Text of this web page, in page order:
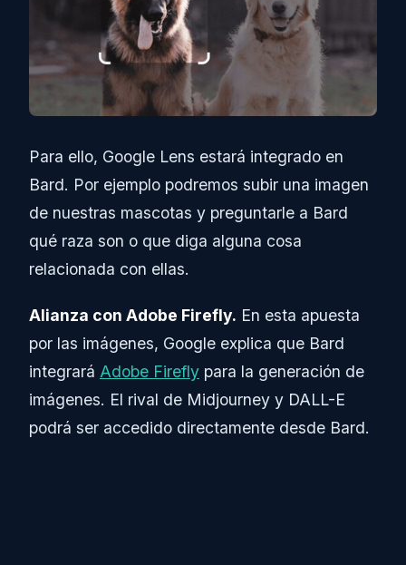
Para ello, Google Lens estará integrado en
Bard. Por ejemplo podremos subir una imagen
de nuestras mascotas y preguntarle a Bard
qué raza son o que diga alguna cosa
relacionada con ellas.
Alianza con Adobe Firefly. En esta apuesta
por las imágenes, Google explica que Bard
integrará Adobe Firefly para la generación de
imágenes. El rival de Midjourney y DALL-E
podrá ser accedido directamente desde Bard.